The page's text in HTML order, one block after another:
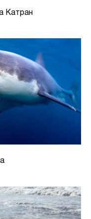
Катран